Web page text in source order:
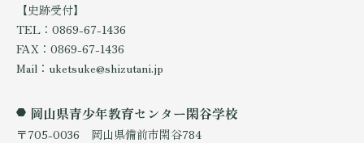
【史跡受付】
TEL：0869-67-1436
FAX：0869-67-1436
Mail：uketsuke@shizutani.jp
岡山県青少年教育センター閑谷学校
〒705-0036 岡山県備前市閑谷784